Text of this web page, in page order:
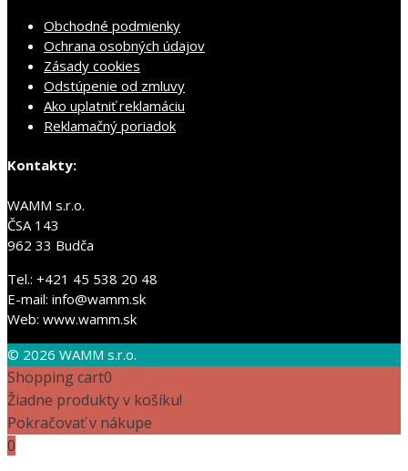
Obchodné podmienky
Ochrana osobných údajov
Zásady cookies
Odstúpenie od zmluvy
Ako uplatniť reklamáciu
Reklamačný poriadok
Kontakty:
WAMM s.r.o.
ČSA 143
962 33 Budča
Tel.: +421 45 538 20 48
E-mail: info@wamm.sk
Web: www.wamm.sk
© 2026 WAMM s.r.o.
Shopping cart0
Žiadne produkty v košíku!
Pokračovať v nákupe
0